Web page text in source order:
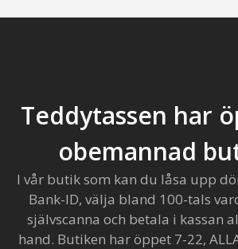
Teddytassen har
obemannad
I vår butik som kan du låsa upp
Bank-ID, välja bland 100-tals
självscanna och betala i kassan
hand. Butiken har öppet 7-22,